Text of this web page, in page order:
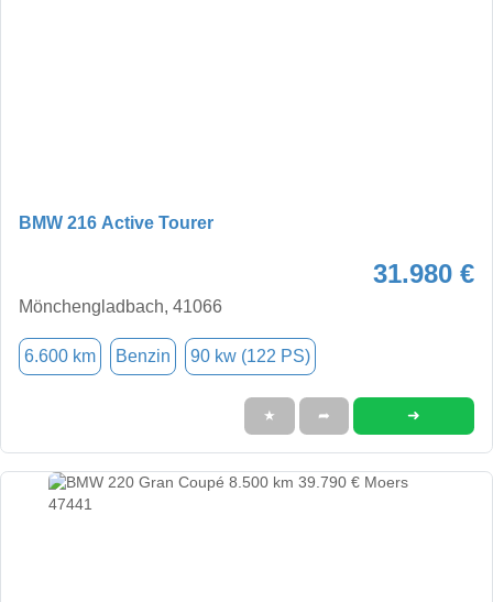
BMW 216 Active Tourer
31.980 €
Mönchengladbach, 41066
6.600 km Benzin 90 kw (122 PS)
★ ➦ ➜